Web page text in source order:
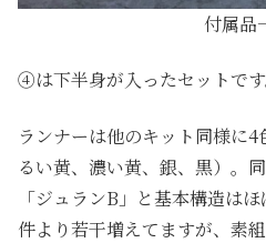
付属品
④は下半身が入ったセットです
ランナーは他のキット同様に
るい黄、濃い黄、銀、黒）。
「ジュランB」と基本構造は
件より若干増えてますが、素